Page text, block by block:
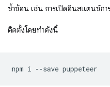
ซ้ำซ้อน เช่น การเปิดอินสแตนซ์ก
ติดตั้งโดยทำดังนี้
npm i --save